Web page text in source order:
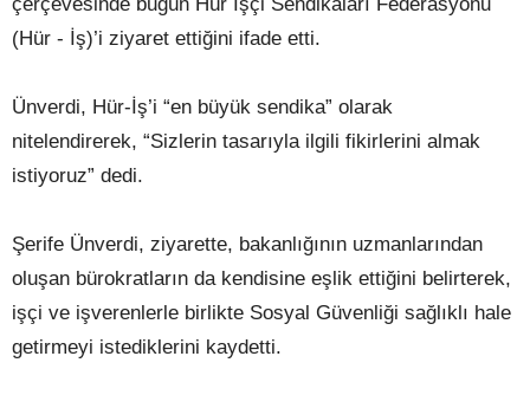
(Hür - İş)’i ziyaret ettiğini ifade etti.
Ünverdi, Hür-İş’i “en büyük sendika” olarak
nitelendirerek, “Sizlerin tasarıyla ilgili fikirlerini almak
istiyoruz” dedi.
Şerife Ünverdi, ziyarette, bakanlığının uzmanlarından
oluşan bürokratların da kendisine eşlik ettiğini belirterek,
işçi ve işverenlerle birlikte Sosyal Güvenliği sağlıklı hale
getirmeyi istediklerini kaydetti.